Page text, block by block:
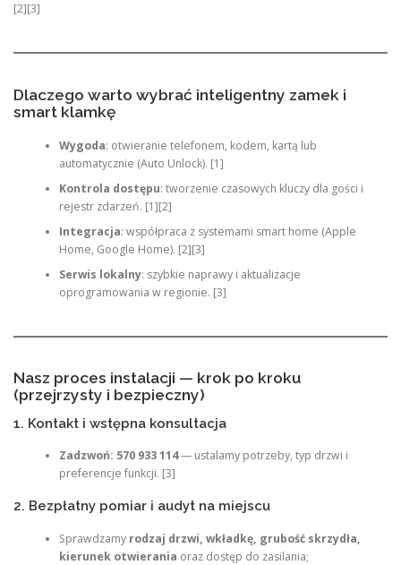
[2][3]
Dlaczego warto wybrać inteligentny zamek i
smart klamkę
Wygoda: otwieranie telefonem, kodem, kartą lub
automatycznie (Auto Unlock). [1]
Kontrola dostępu: tworzenie czasowych kluczy dla gości i
rejestr zdarzeń. [1][2]
Integracja: współpraca z systemami smart home (Apple
Home, Google Home). [2][3]
Serwis lokalny: szybkie naprawy i aktualizacje
oprogramowania w regionie. [3]
Nasz proces instalacji — krok po kroku
(przejrzysty i bezpieczny)
1. Kontakt i wstępna konsultacja
Zadzwoń: 570 933 114— ustalamy potrzeby, typ drzwi i
preferencje funkcji. [3]
2. Bezpłatny pomiar i audyt na miejscu
Sprawdzamy rodzaj drzwi, wkładkę, grubość skrzydła,
kierunek otwierania oraz dostęp do zasilania;